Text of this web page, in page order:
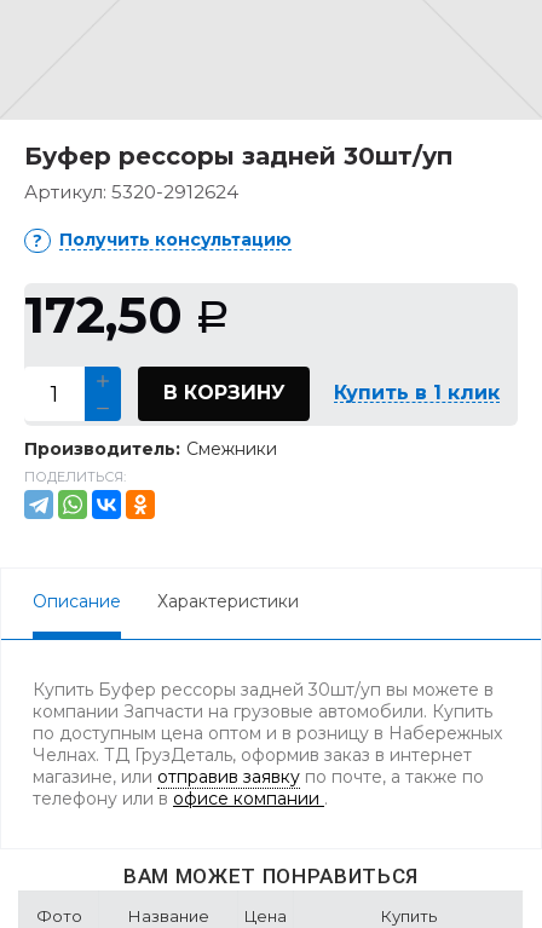
Буфер рессоры задней 30шт/уп
Артикул: 5320-2912624
Получить консультацию
172,50 Р
В КОРЗИНУ Купить в 1 клик
Производитель: Смежники
ПОДЕЛИТЬСЯ:
Описание Характеристики
Купить Буфер рессоры задней 30шт/уп вы можете в
компании Запчасти на грузовые автомобили. Купить
по доступным цена оптом и в розницу в Набережных
Челнах. ТД ГрузДеталь, оформив заказ в интернет
магазине, или отправив заявку по почте, а также по
телефону или в офисе компании .
ВАМ МОЖЕТ ПОНРАВИТЬСЯ
Фото Название Цена Купить